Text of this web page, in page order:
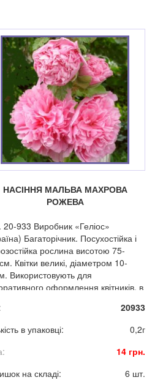
НАСІННЯ МАЛЬВА МАХРОВА
РОЖЕВА
20-933 Виробник «Геліос»
Багаторічник. Посухостійка і
рослина висотою 75-
Квітки великі, діаметром 10-
Використовують для
оформлення квітників, в
20933
в упаковці:
0,2г
14 грн.
на складі:
6 шт.